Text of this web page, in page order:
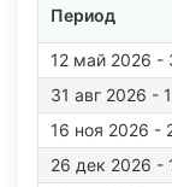
Период
12 май 2026 -
31 авг 2026 -
16 ноя 2026 -
26 дек 2026 -